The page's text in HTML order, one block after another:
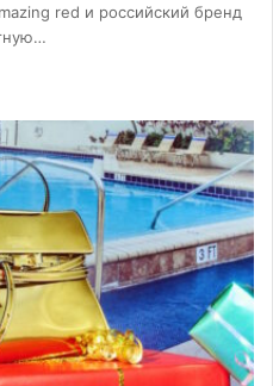
red и российский бренд